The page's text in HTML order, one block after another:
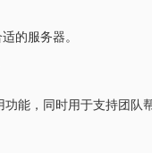
的服务器。
能，同时用于支持团队